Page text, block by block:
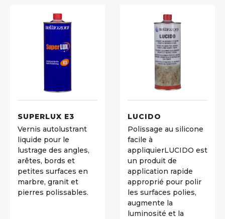
SUPERLUX E3
Vernis autolustrant
liquide pour le
lustrage des angles,
arêtes, bords et
petites surfaces en
marbre, granit et
pierres polissables.
LUCIDO
Polissage au silicone
facile à
appliquierLUCIDO est
un produit de
application rapide
approprié pour polir
les surfaces polies,
augmente la
luminosité et la